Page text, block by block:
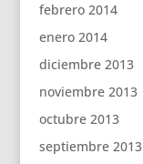
febrero 2014
enero 2014
diciembre 2013
noviembre 2013
octubre 2013
septiembre 2013